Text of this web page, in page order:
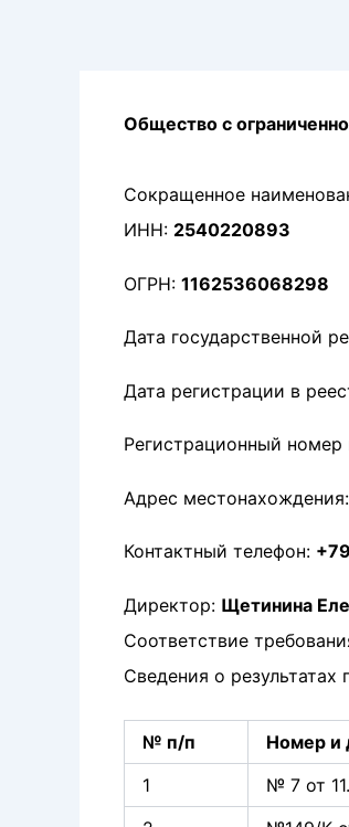
Общество с
Сокращенное
ИНН: 2540220893
ОГРН: 1162536068298
Дата государственной
Дата регистрации в
Регистрационный
Адрес местонахождения:
Контактный телефон:
Директор: Щетинина
Соответствие
Сведения о
№ п/п Номер и
1
№ 7 от